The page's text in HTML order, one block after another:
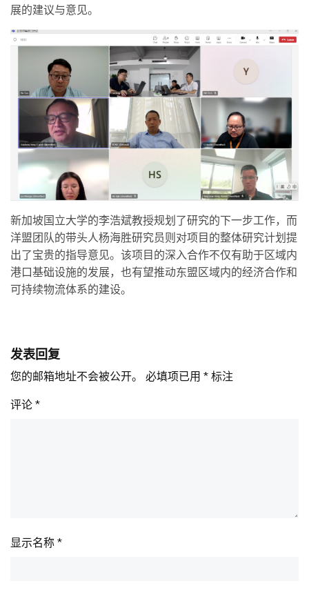
展的建议与意见。
新加坡国立大学的李浩斌教授规划了研究的下一步工作，而
洋盟团队的带头人杨海胜研究员则对项目的整体研究计划提
出了宝贵的指导意见。该项目的深入合作不仅有助于区域内
港口基础设施的发展，也有望推动东盟区域内的经济合作和
可持续物流体系的建设。
发表回复
您的邮箱地址不会被公开。 必填项已用 * 标注
评论 *
显示名称 *